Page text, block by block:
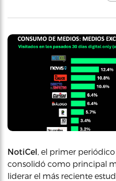
NotiCel, el primer
consolidó como principal
liderar el más reciente